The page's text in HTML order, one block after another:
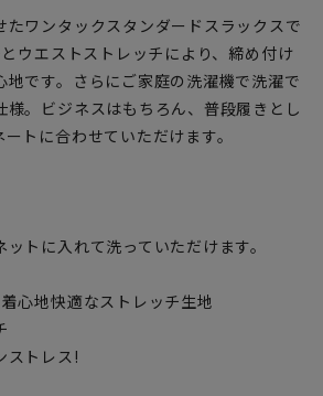
たワンタックスタンダードスラックスで
ウエストストレッチにより、締め付け
地です。さらにご家庭の洗濯機で洗濯で
様。ビジネスはもちろん、普段履きとし
トに合わせていただけます。
トに入れて洗っていただけます。
心地快適なストレッチ生地
ストレス!